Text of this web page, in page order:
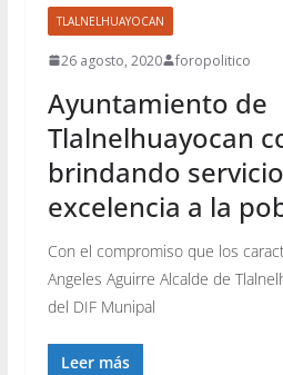
TLALNELHUAYOCAN
26 agosto, 2020 foropolitico
Ayuntamiento de
Tlalnelhuayocan
brindando
excelencia a la
Con el compromiso que los
Angeles Aguirre Alcalde de
del DIF Munipal
Leer más